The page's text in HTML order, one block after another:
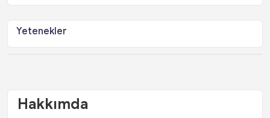
Yetenekler
Hakkımda